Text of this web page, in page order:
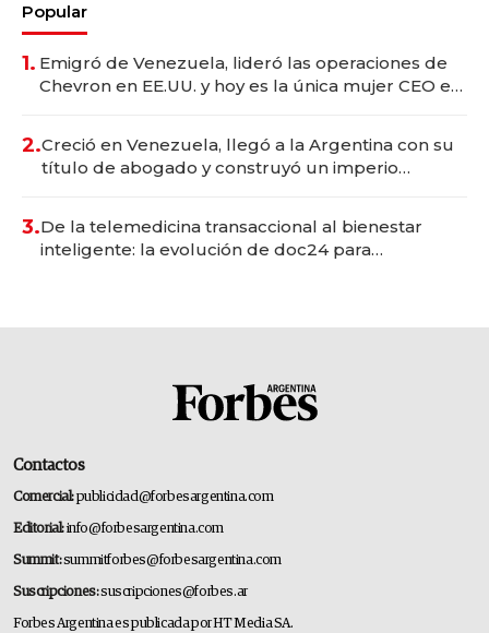
Popular
1. Emigró de Venezuela, lideró las operaciones de
Chevron en EE.UU. y hoy es la única mujer CEO en
2.Creció en Venezuela, llegó a la Argentina con su
título de abogado y construyó un imperio
3.De la telemedicina transaccional al bienestar
inteligente: la evolución de doc24 para
Contactos
Comercial:publicidad@forbesargentina.com
Editorial:info@forbesargentina.com
Summit:summitforbes@forbesargentina.com
Suscripciones:suscripciones@forbes.ar
Forbes Argentina es publicada por HT Media SA.